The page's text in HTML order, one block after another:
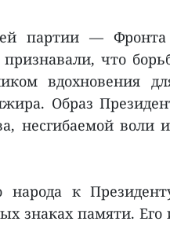
партии — Фронта
что
вдохновения
Образ
несгибаемой воли
народа к
знаках памяти. Его